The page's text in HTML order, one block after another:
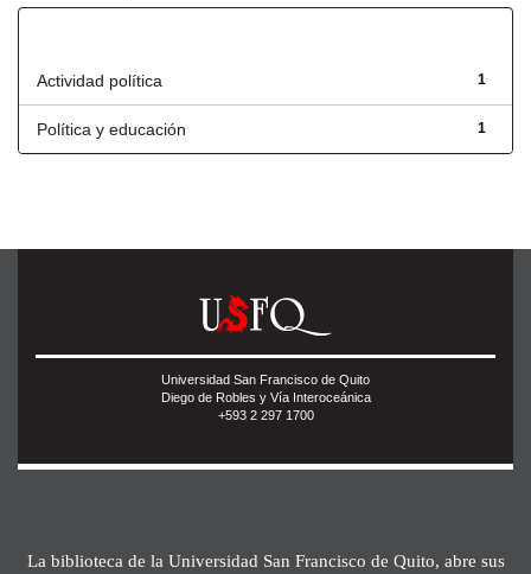
1
Actividad política
1
Política y educación
Universidad San Francisco de Quito
Diego de Robles y Vía Interoceánica
+593 2 297 1700
La biblioteca de la Universidad San Francisco de Quito, abre sus